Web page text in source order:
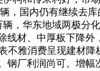
，国内仍有继续去
，华东地域两极分
线材、中厚板下降外
不雅消费呈现建材
钢厂利润尚可。增幅